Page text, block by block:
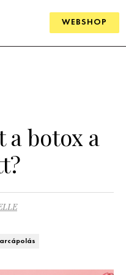
WEBSHOP
a botox a
arcápolás